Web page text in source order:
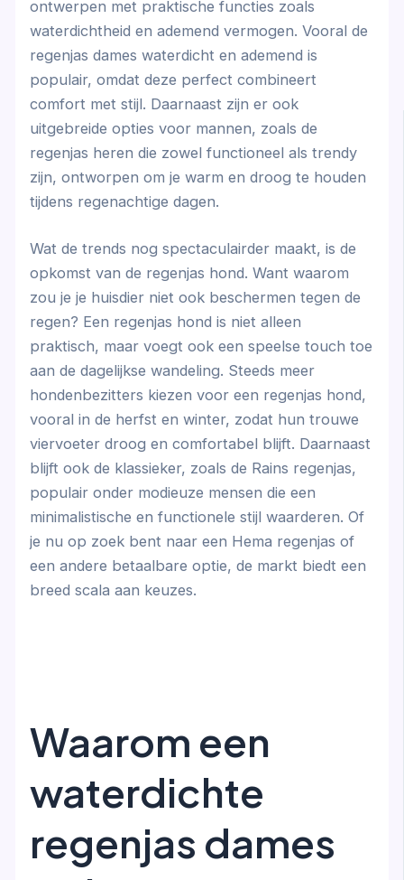
ontwerpen met praktische functies zoals
waterdichtheid en ademend vermogen. Vooral de
regenjas dames waterdicht en ademend is
populair, omdat deze perfect combineert
comfort met stijl. Daarnaast zijn er ook
uitgebreide opties voor mannen, zoals de
regenjas heren die zowel functioneel als trendy
zijn, ontworpen om je warm en droog te houden
tijdens regenachtige dagen.
Wat de trends nog spectaculairder maakt, is de
opkomst van de regenjas hond. Want waarom
zou je je huisdier niet ook beschermen tegen de
regen? Een regenjas hond is niet alleen
praktisch, maar voegt ook een speelse touch toe
aan de dagelijkse wandeling. Steeds meer
hondenbezitters kiezen voor een regenjas hond,
vooral in de herfst en winter, zodat hun trouwe
viervoeter droog en comfortabel blijft. Daarnaast
blijft ook de klassieker, zoals de Rains regenjas,
populair onder modieuze mensen die een
minimalistische en functionele stijl waarderen. Of
je nu op zoek bent naar een Hema regenjas of
een andere betaalbare optie, de markt biedt een
breed scala aan keuzes.
Waarom een
waterdichte
regenjas dames